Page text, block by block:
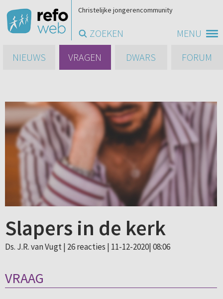
MENU
Christelijke jongerencommunity
ZOEKEN
NIEUWS
VRAGEN DWARS FORUM
Slapers in de kerk
Ds. J.R. van Vugt | 26 reacties | 11-12-2020| 08:06
VRAAG